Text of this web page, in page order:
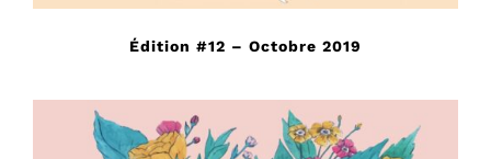
Édition #12 – Octobre 2019